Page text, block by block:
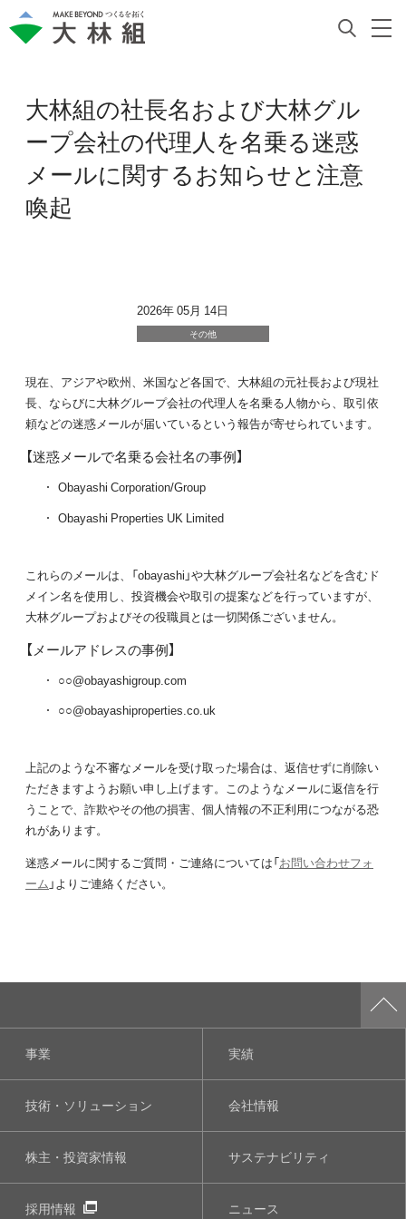
大林組の社長名および大林グル
ープ会社の代理人を名乗る迷惑
メールに関するお知らせと注意
喚起
2026年 05月 14日
その他
現在、アジアや欧州、米国など各国で、大林組の元社長および現社
長、ならびに大林グループ会社の代理人を名乗る人物から、取引依
頼などの迷惑メールが届いているという報告が寄せられています。
【迷惑メールで名乗る会社名の事例】
Obayashi Corporation/Group
Obayashi Properties UK Limited
これらのメールは、「obayashi」や大林グループ会社名などを含むド
メイン名を使用し、投資機会や取引の提案などを行っていますが、
大林グループおよびその役職員とは一切関係ございません。
【メールアドレスの事例】
○○@obayashigroup.com
○○@obayashiproperties.co.uk
上記のような不審なメールを受け取った場合は、返信せずに削除い
ただきますようお願い申し上げます。このようなメールに返信を行
うことで、詐欺やその他の損害、個人情報の不正利用につながる恐
れがあります。
迷惑メールに関するご質問・ご連絡については「お問い合わせフォ
ーム 」よりご連絡ください。
事業 実績
技術・ソリューション 会社情報
株主・投資家情報 サステナビリティ
採用情報 ニュース